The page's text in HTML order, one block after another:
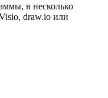
в несколько
draw.io или